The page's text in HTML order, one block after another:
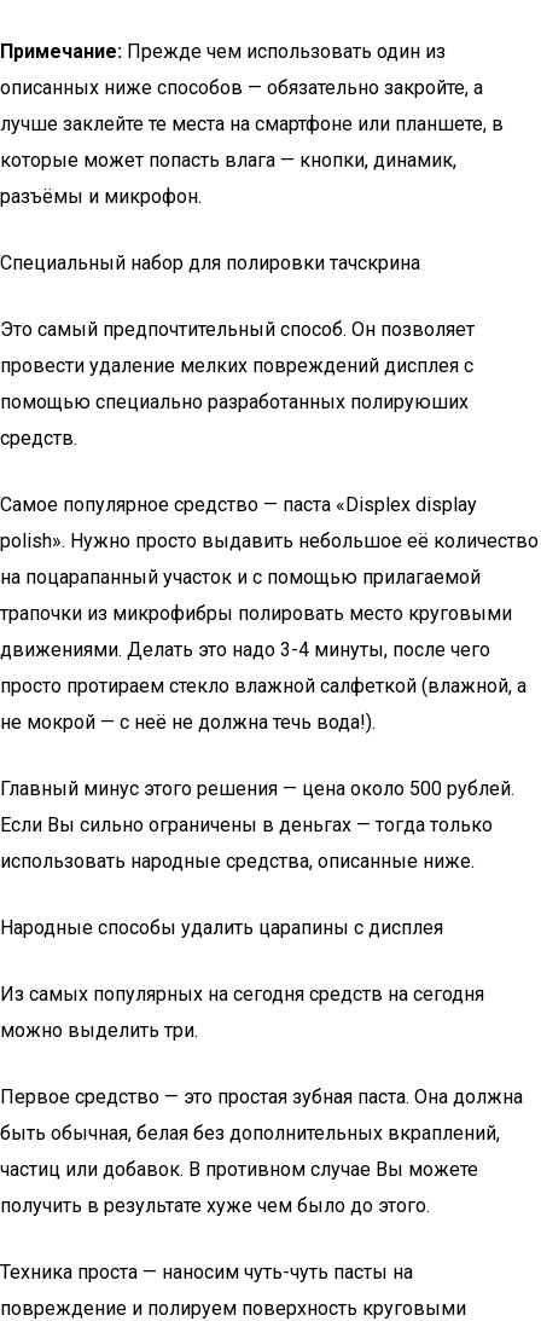
Примечание: Прежде чем использовать один из
описанных ниже способов — обязательно закройте, а
лучше заклейте те места на смартфоне или планшете, в
которые может попасть влага — кнопки, динамик,
разъёмы и микрофон.
Специальный набор для полировки тачскрина
Это самый предпочтительный способ. Он позволяет
провести удаление мелких повреждений дисплея с
помощью специально разработанных полируюших
средств.
Самое популярное средство — паста «Displex display
polish». Нужно просто выдавить небольшое её количество
на поцарапанный участок и с помощью прилагаемой
трапочки из микрофибры полировать место круговыми
движениями. Делать это надо 3-4 минуты, после чего
просто протираем стекло влажной салфеткой (влажной, а
не мокрой — с неё не должна течь вода!).
Главный минус этого решения — цена около 500 рублей.
Если Вы сильно ограничены в деньгах — тогда только
использовать народные средства, описанные ниже.
Народные способы удалить царапины с дисплея
Из самых популярных на сегодня средств на сегодня
можно выделить три.
Первое средство — это простая зубная паста. Она должна
быть обычная, белая без дополнительных вкраплений,
частиц или добавок. В противном случае Вы можете
получить в результате хуже чем было до этого.
Техника проста — наносим чуть-чуть пасты на
повреждение и полируем поверхность круговыми